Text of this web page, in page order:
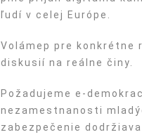
ľudí v celej Európe.
Volámep pre konkrétne
diskusií na reálne činy.
Požadujeme e-
nezamestnanosti
zabezpečenie